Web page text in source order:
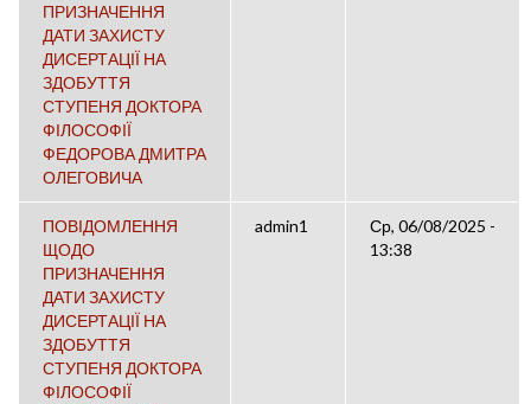
ПРИЗНАЧЕННЯ
ДАТИ ЗАХИСТУ
ДИСЕРТАЦІЇ НА
ЗДОБУТТЯ
СТУПЕНЯ ДОКТОРА
ФІЛОСОФІЇ
ФЕДОРОВА ДМИТРА
ОЛЕГОВИЧА
ПОВІДОМЛЕННЯ
ЩОДО
ПРИЗНАЧЕННЯ
ДАТИ ЗАХИСТУ
ДИСЕРТАЦІЇ НА
ЗДОБУТТЯ
СТУПЕНЯ ДОКТОРА
ФІЛОСОФІЇ
admin1
Ср, 06/08/2025 -
13:38